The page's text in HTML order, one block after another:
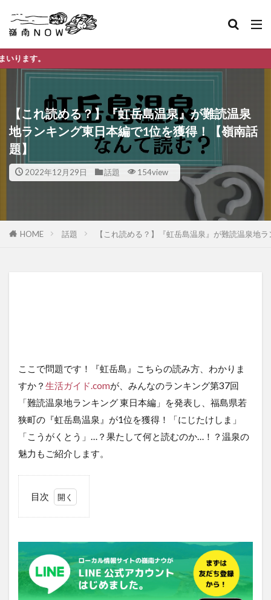
【これ読める？】『虹岳島温泉』が難読温泉
地ランキング東日本編で1位を獲得！【嶺南話
題】
2022年12月29日 話題 154view
HOME 話題 【これ読める？】『虹岳島温泉』が難読温泉地
ここで問題です！『虹岳島』こちらの読み方、わかりま
すか？ 生活ガイド.comが、みんなのランキング第37回
「難読温泉地ランキング 東日本編」を発表し、福島県若
狭町の『虹岳島温泉』が1位を獲得！「にじたけしま」
「こうがくとう」…？果たして何と読むのか…！？温泉の
魅力もご紹介します。
目次
ンキ
東日
本編